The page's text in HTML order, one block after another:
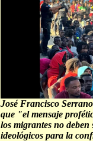
José Francisco
que "el mensaje
los migrantes no deben
ideológicos para la